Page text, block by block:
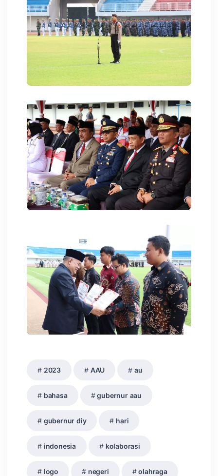
2023 AAU au
bahasa gubernur aau
gubernur diy hari
indonesia kolaborasi
logo negeri olahraga